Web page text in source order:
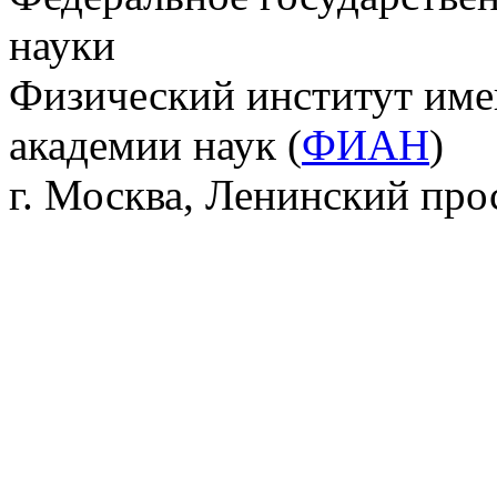
науки
Физический институт
академии наук (ФИАН)
г. Москва, Ленинский